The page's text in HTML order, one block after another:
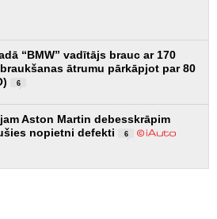
“BMW” vadītājs brauc ar 170
ātrumu pārkāpjot par 80
6
Aston Martin debesskrāpim
nopietni defekti
6